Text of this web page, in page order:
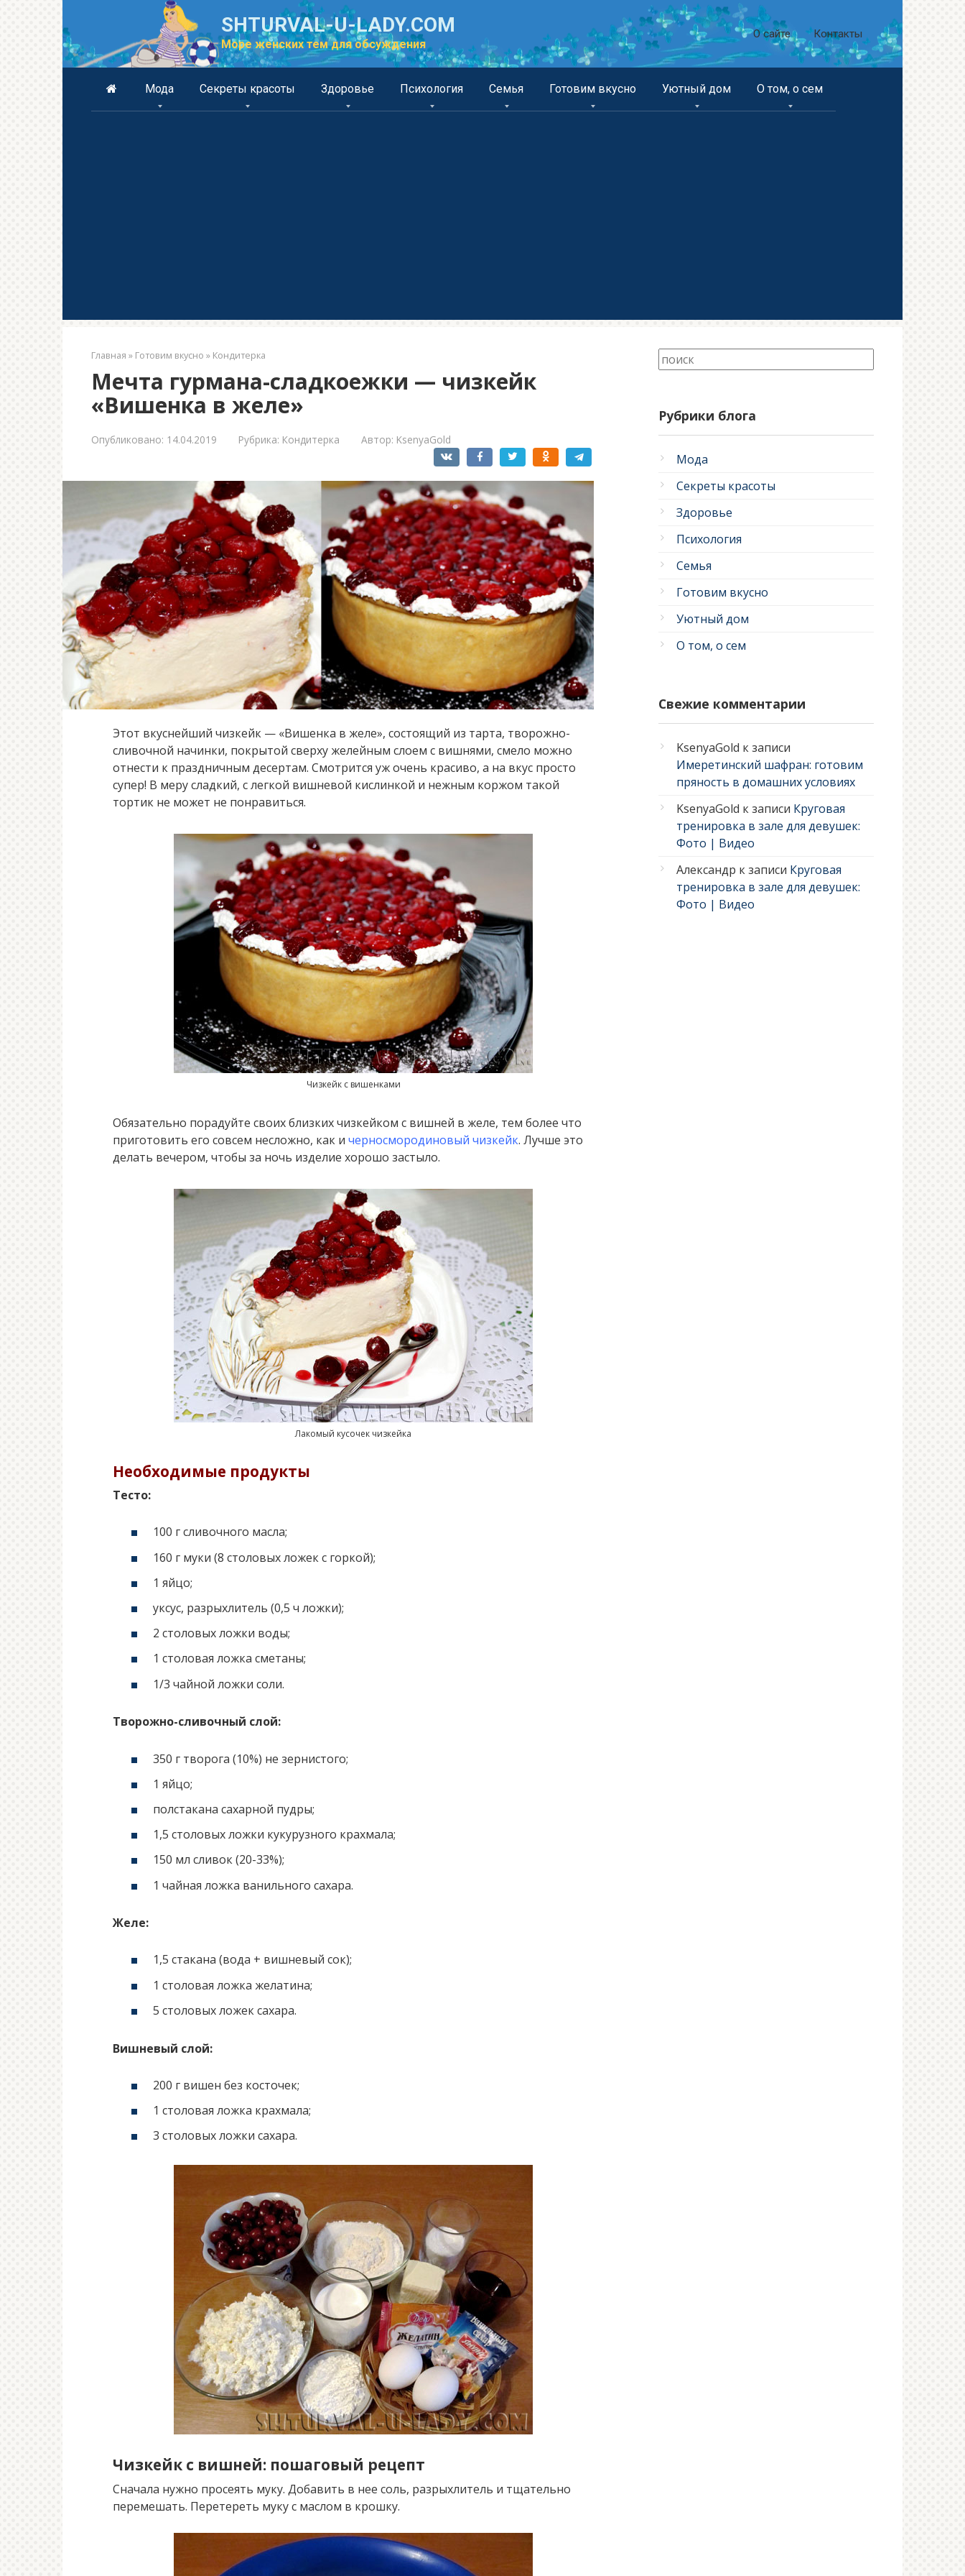
SHTURVAL-U-LADY.COM
Море женских тем для обсуждения
О сайте Контакты
Мода Секреты красоты Здоровье Психология Семья Готовим вкусно Уютный дом О том, о сем
Главная » Готовим вкусно » Кондитерка
Мечта гурмана-сладкоежки — чизкейк
«Вишенка в желе»
Опубликовано: 14.04.2019 Рубрика: Кондитерка Автор: KsenyaGold
Этот вкуснейший чизкейк — «Вишенка в желе», состоящий из тарта, творожно-
сливочной начинки, покрытой сверху желейным слоем с вишнями, смело можно
отнести к праздничным десертам. Смотрится уж очень красиво, а на вкус просто
супер! В меру сладкий, с легкой вишневой кислинкой и нежным коржом такой
тортик не может не понравиться.
Чизкейк с вишенками
Обязательно порадуйте своих близких чизкейком с вишней в желе, тем более что
приготовить его совсем несложно, как и черносмородиновый чизкейк. Лучше это
делать вечером, чтобы за ночь изделие хорошо застыло.
Лакомый кусочек чизкейка
Необходимые продукты
Тесто:
100 г сливочного масла;
160 г муки (8 столовых ложек с горкой);
1 яйцо;
уксус, разрыхлитель (0,5 ч ложки);
2 столовых ложки воды;
1 столовая ложка сметаны;
1/3 чайной ложки соли.
Творожно-сливочный слой:
350 г творога (10%) не зернистого;
1 яйцо;
полстакана сахарной пудры;
1,5 столовых ложки кукурузного крахмала;
150 мл сливок (20-33%);
1 чайная ложка ванильного сахара.
Желе:
1,5 стакана (вода + вишневый сок);
1 столовая ложка желатина;
5 столовых ложек сахара.
Вишневый слой:
200 г вишен без косточек;
1 столовая ложка крахмала;
3 столовых ложки сахара.
Чизкейк с вишней: пошаговый рецепт
Сначала нужно просеять муку. Добавить в нее соль, разрыхлитель и тщательно
перемешать. Перетереть муку с маслом в крошку.
Рубрики блога
Мода
Секреты красоты
Здоровье
Психология
Семья
Готовим вкусно
Уютный дом
О том, о сем
Свежие комментарии
KsenyaGold к записи
Имеретинский шафран: готовим
пряность в домашних условиях
KsenyaGold к записи Круговая
тренировка в зале для девушек:
Фото | Видео
Александр к записи Круговая
тренировка в зале для девушек:
Фото | Видео